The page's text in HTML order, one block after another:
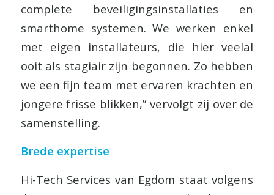
complete beveiligingsinstallaties en
smarthome systemen. We werken enkel
met eigen installateurs, die hier veelal
ooit als stagiair zijn begonnen. Zo hebben
we een fijn team met ervaren krachten en
jongere frisse blikken,” vervolgt zij over de
samenstelling.
Brede expertise
Hi-Tech Services van Egdom staat volgens